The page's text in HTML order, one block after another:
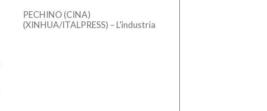
PECHINO (CINA)
(XINHUA/ITALPRESS) – L’industria